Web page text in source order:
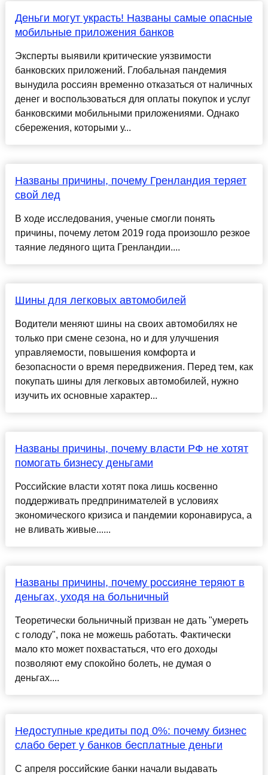
Деньги могут украсть! Названы самые опасные
мобильные приложения банков
Эксперты выявили критические уязвимости
банковских приложений. Глобальная пандемия
вынудила россиян временно отказаться от наличных
денег и воспользоваться для оплаты покупок и услуг
банковскими мобильными приложениями. Однако
сбережения, которыми у...
Названы причины, почему Гренландия теряет
свой лед
В ходе исследования, ученые смогли понять
причины, почему летом 2019 года произошло резкое
таяние ледяного щита Гренландии....
Шины для легковых автомобилей
Водители меняют шины на своих автомобилях не
только при смене сезона, но и для улучшения
управляемости, повышения комфорта и
безопасности о время передвижения. Перед тем, как
покупать шины для легковых автомобилей, нужно
изучить их основные характер...
Названы причины, почему власти РФ не хотят
помогать бизнесу деньгами
Российские власти хотят пока лишь косвенно
поддерживать предпринимателей в условиях
экономического кризиса и пандемии коронавируса, а
не вливать живые......
Названы причины, почему россияне теряют в
деньгах, уходя на больничный
Теоретически больничный призван не дать "умереть
с голоду", пока не можешь работать. Фактически
мало кто может похвастаться, что его доходы
позволяют ему спокойно болеть, не думая о
деньгах....
Недоступные кредиты под 0%: почему бизнес
слабо берет у банков бесплатные деньги
С апреля российские банки начали выдавать